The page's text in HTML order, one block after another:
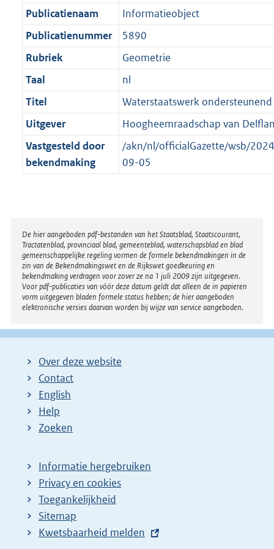
t
b
Publicatienaam
Informatieobject
Publicatienummer
5890
Rubriek
Geometrie
Taal
nl
Titel
Waterstaatswerk
Uitgever
Hoogheemraadschap van
Vastgesteld door
bekendmaking
/akn/nl/officialGazette/wsb/
09-05
Disclaimer
De hier aangeboden pdf-bestanden van het Staatsblad, Staatscourant,
Tractatenblad, provinciaal blad, gemeenteblad, waterschapsblad en blad
gemeenschappelijke regeling vormen de formele bekendmakingen in de
zin van de Bekendmakingswet en de Rijkswet goedkeuring en
bekendmaking verdragen voor zover ze na 1 juli 2009 zijn uitgegeven.
Voor pdf-publicaties van vóór deze datum geldt dat alleen de in papieren
vorm uitgegeven bladen formele status hebben; de hier aangeboden
elektronische versies daarvan worden bij wijze van service aangeboden.
Over deze website
Contact
English
Help
Zoeken
Informatie hergebruiken
Privacy en cookies
Toegankelijkheid
Sitemap
E
Kwetsbaarheid melden